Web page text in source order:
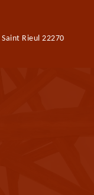
Rieul 22270